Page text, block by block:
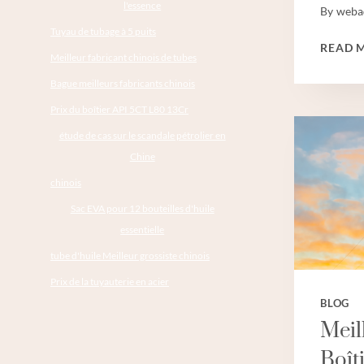
By
READ
BLOG
l'essence
Tuyau de tubage à 5 puits
Meilleur fabricant chinois de tubes
Bague meilleurs fabricants chinois
Prix du boîtier API 5CT L80 13Cr
étude de cas sur le scandale pétrolier en
Chine
chinois
Sac EVA pour 12 bouteilles d'huile
essentielle
tube d'huile Meilleur grossiste chinois
Prix de la tuyauterie en acier